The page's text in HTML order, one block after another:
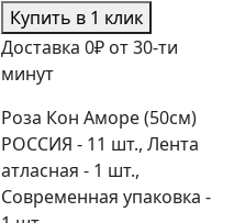
Купить в 1 клик
Доставка 0₽ от 30-ти
минут
Роза Кон Аморе (50см)
РОССИЯ - 11 шт., Лента
атласная - 1 шт.,
Современная упаковка -